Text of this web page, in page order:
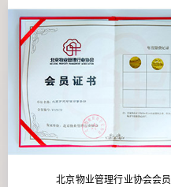
北京物业管理行业协会会员